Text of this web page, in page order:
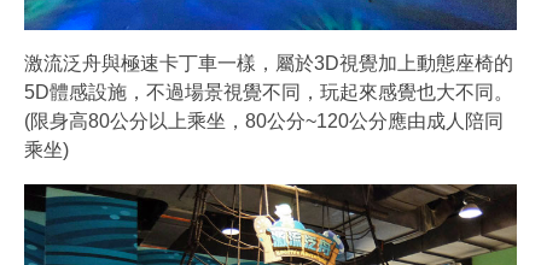
激流泛舟與極速卡丁車一樣，屬於3D視覺加上動態座椅的
5D體感設施，不過場景視覺不同，玩起來感覺也大不同。
(限身高80公分以上乘坐，80公分~120公分應由成人陪同
乘坐)